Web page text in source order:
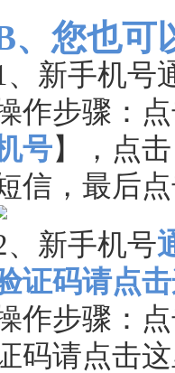
、您也可
新手机号
作步骤：
号】，点
信 ，最后
新手机号
证码请点
作步骤：
码请点击